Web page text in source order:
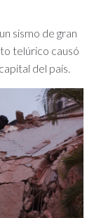
sismo de gran
telúrico causó
del país.